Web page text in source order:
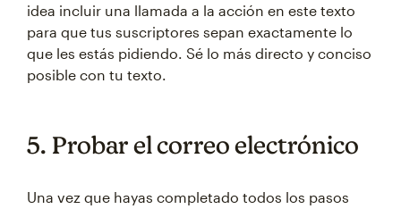
idea incluir una llamada a la acción en este texto
para que tus suscriptores sepan exactamente lo
que les estás pidiendo. Sé lo más directo y conciso
posible con tu texto.
5. Probar el correo electrónico
Una vez que hayas completado todos los pasos